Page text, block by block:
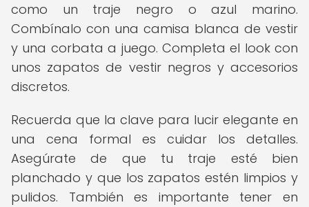
como un traje negro o azul marino.
Combínalo con una camisa blanca de vestir
y una corbata a juego. Completa el look con
unos zapatos de vestir negros y accesorios
discretos.
Recuerda que la clave para lucir elegante en
una cena formal es cuidar los detalles.
Asegúrate de que tu traje esté bien
planchado y que los zapatos estén limpios y
pulidos. También es importante tener en